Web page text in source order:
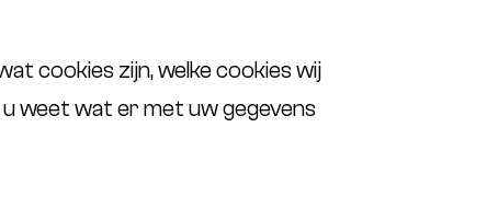
cookies zijn, welke cookies wij
u weet wat er met uw gegevens